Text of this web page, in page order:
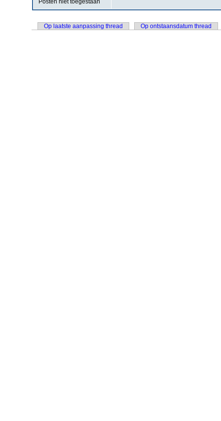
Op laatste aanpassing thread Op ontstaansdatum thread